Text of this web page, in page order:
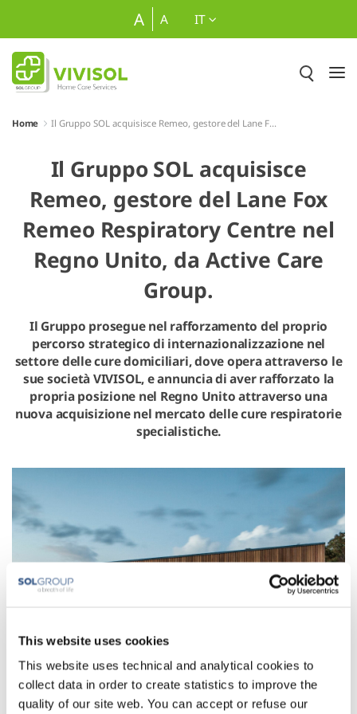
This website uses cookies
This website uses technical and analytical cookies to
collect data in order to create statistics to improve the
quality of our site web. You can accept or refuse our
A A IT
Home Il Gruppo SOL acquisisce Remeo, gestore del Lane Fox Remeo Respiratory Centre nel Regno Unito, da Active Care Group.
Il Gruppo SOL acquisisce
Remeo, gestore del Lane Fox
Remeo Respiratory Centre nel
Regno Unito, da Active Care
Group.
Il Gruppo prosegue nel rafforzamento del proprio
percorso strategico di internazionalizzazione nel
settore delle cure domiciliari, dove opera attraverso le
sue società VIVISOL, e annuncia di aver rafforzato la
propria posizione nel Regno Unito attraverso una
nuova acquisizione nel mercato delle cure respiratorie
specialistiche.